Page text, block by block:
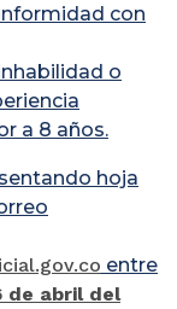
con
o
a 8 años.
hoja
entre
de abril del